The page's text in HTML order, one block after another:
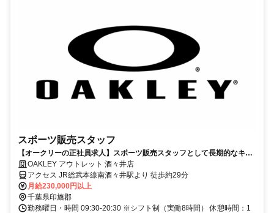
スポーツ販売スタッフ
【オークリーの正社員求人】スポーツ販売スタッフとして長期的なキャ
リアを築こう
OAKLEY アウトレット 酒々井店
アクセス JR総武本線南酒々井駅より 徒歩約29分
月給230,000円以上
千葉県印旛郡
勤務曜日・時間 09:30-20:30 ※シフト制（実働8時間） 休憩時間：1